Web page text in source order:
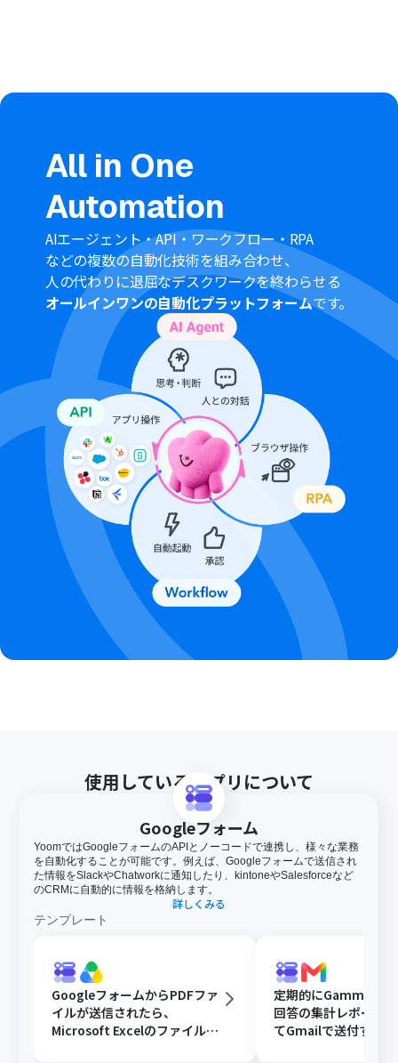
れぞれとYoomを連携してください。
トリガーは5分、10分、15分、30分、60分の間隔で起動
間隔を選択できます。
プランによって最短の起動間隔が異なりますので、ご注意
ください。
Googleフォームをトリガーとして使用した際の回答内容
を取得する方法は「Googleフォームトリガーで、回答内
容を取得する方法」を参照ください。
All in One
Automation
AIエージェント・API・ワークフロー・RPA
などの複数の自動化技術を組み合わせ、
人の代わりに退屈なデスクワークを終わらせる
オールインワンの自動化プラットフォームです。
使用しているアプリについて
Googleフォーム
YoomではGoogleフォームのAPIとノーコードで連携し、様々な業務
を自動化することが可能です。例えば、Googleフォームで送信され
た情報をSlackやChatworkに通知したり、kintoneやSalesforceなど
のCRMに自動的に情報を格納します。
詳しくみる
テンプレート
GoogleフォームからPDFファ
イルが送信されたら、
Microsoft Excelのファイルに
定期的にGammaで
回答の集計レポート
てGmailで送付する